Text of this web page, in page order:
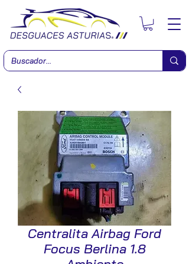
Centralita Airbag Ford
Focus Berlina 1.8